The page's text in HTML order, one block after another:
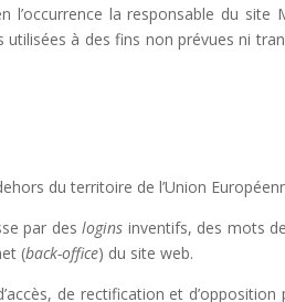
la responsable du site
à des fins non prévues ni
du territoire de l’Union
par deslogins inventifs, des mots
(back-office) du site web.
de rectification et d’opposition